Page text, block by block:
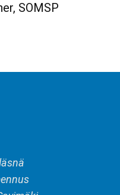
SOMSP